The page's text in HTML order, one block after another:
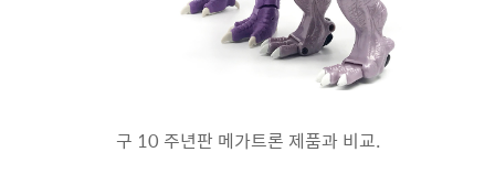
구 10 주년판 메가트론 제품과 비교.